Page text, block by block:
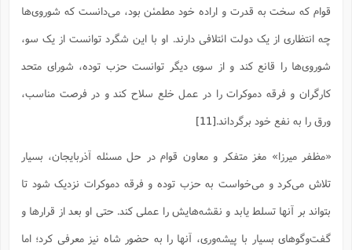
قوام که سخت به قدرت و اراده خود مطمئن بود، می‌دانست که شوروی‌ها
چه انتظاری از یک دولت ائتلافی دارند. او با این شگرد توانست از یک سو،
شوروی‌ها را قانع کند و از سوی دیگر توانست حزب توده، شورای متحد
کارگران و فرقه‌ دموکرات را در عمل خلع سلاح کند و در فرصت مناسب،
ورق را به نفع خود برگرداند.[11]
«مظفر میرزا» مغز متفکر و معاون قوام در حل مسئله‌ آذربایجان، بسیار
تلاش می‌کرد و می‌خواست به حزب توده و فرقه دموکرات نزدیک شود تا
بتواند بر آنها تسلط یابد و نقشه‌هایش را عملی کند. حتی او بعد از قرارها و
گفت‌و‌گوهای بسیار با پیشه‌وری، آنها را به حضور شاه نیز معرفی کرد؛ اما